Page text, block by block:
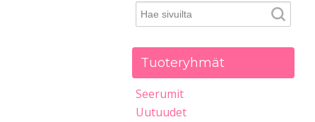
Tuoteryhmät
Seerumit
Uutuudet